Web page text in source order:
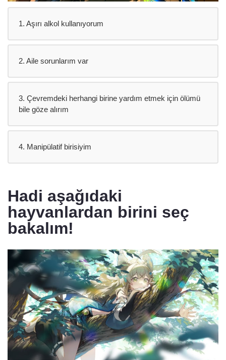
1. Aşırı alkol kullanıyorum
2. Aile sorunlarım var
3. Çevremdeki herhangi birine yardım etmek için ölümü
bile göze alırım
4. Manipülatif birisiyim
Hadi aşağıdaki
hayvanlardan birini seç
bakalım!